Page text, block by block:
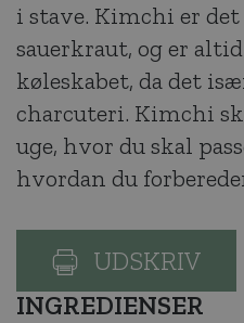
i stave. Kimchi er
sauerkraut, og er
køleskabet, da det
charcuteri. Kimchi
uge, hvor du skal
hvordan du
UDSKRIV
INGREDIENSER